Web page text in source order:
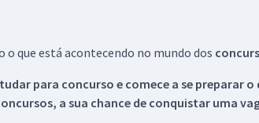
o que está acontecendo no mundo dos
para concurso e comece a se preparar
a sua chance de conquistar uma